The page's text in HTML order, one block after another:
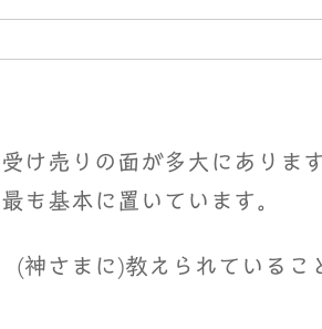
け売りの面が多大にありま
も基本に置いています。
神さまに)教えられているこ